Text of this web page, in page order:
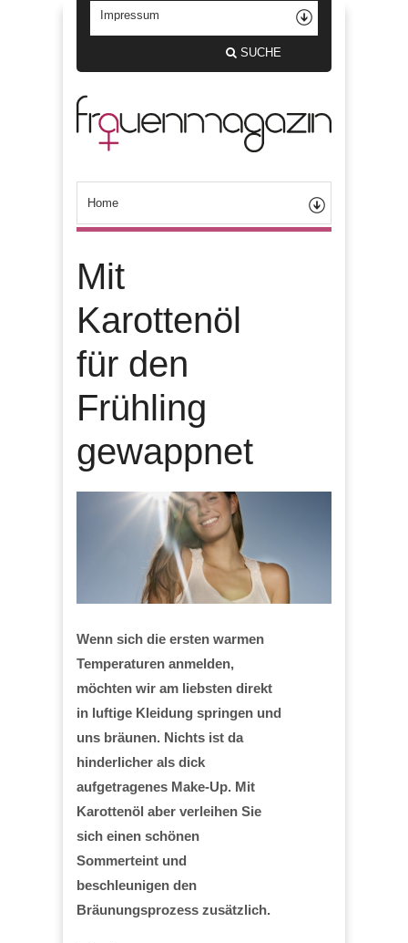
SUCHE
Mit
Karottenöl
für den
Frühling
gewappnet
Wenn sich die ersten warmen
Temperaturen anmelden,
möchten wir am liebsten direkt
in luftige Kleidung springen und
uns bräunen. Nichts ist da
hinderlicher als dick
aufgetragenes Make-Up. Mit
Karottenöl aber verleihen Sie
sich einen schönen
Sommerteint und
beschleunigen den
Bräunungsprozess zusätzlich.